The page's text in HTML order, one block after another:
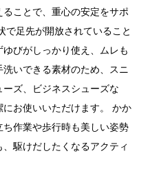
ことで、重心の安定をサポ
で足先が開放されていること
びがしっかり使え、ムレも
いできる素材のため、スニ
ズ、ビジネスシューズな
お使いいただけます。 かか
作業や歩行時も美しい姿勢
駆けだしたくなるアクティ